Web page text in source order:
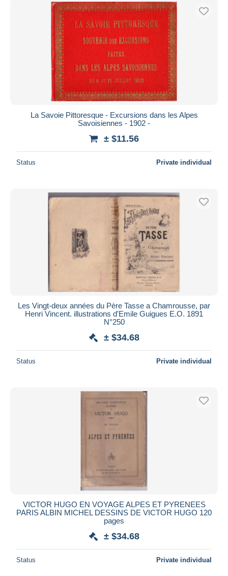
La Savoie Pittoresque - Excursions dans les Alpes
Savoisiennes - 1902 -
± $11.56
Status Private individual
Les Vingt-deux années du Père Tasse a Chamrousse, par
Henri Vincent. illustrations d'Emile Guigues E.O. 1891
N°250
± $34.68
Status Private individual
VICTOR HUGO EN VOYAGE ALPES ET PYRENEES
PARIS ALBIN MICHEL DESSINS DE VICTOR HUGO 120
pages
± $34.68
Status Private individual